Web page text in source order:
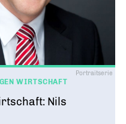
Portraitserie
WIRTSCHAFT
Nils